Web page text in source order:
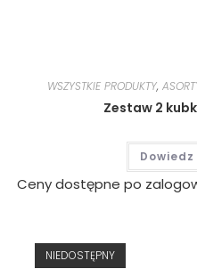
WSZYSTKIE PRODUKTY,
Zestaw 2
Ceny dostępne po
NIEDOSTĘPNY